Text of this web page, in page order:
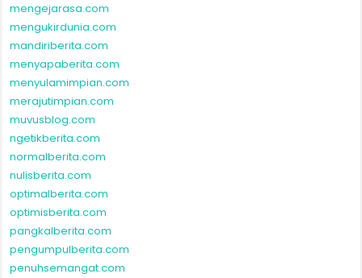
mengejarasa.com
mengukirdunia.com
mandiriberita.com
menyapaberita.com
menyulamimpian.com
merajutimpian.com
muvusblog.com
ngetikberita.com
normalberita.com
nulisberita.com
optimalberita.com
optimisberita.com
pangkalberita.com
pengumpulberita.com
penuhsemangat.com